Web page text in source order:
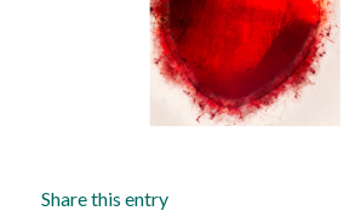
Share this entry